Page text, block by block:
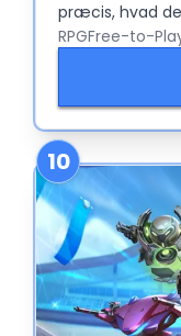
præcis, hvad
RPGFree-to-
10